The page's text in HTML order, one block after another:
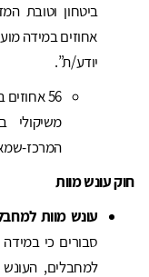
יודע/ת”.
56
המרכז-
חוק עונש מוות
עונש מוות
סבורים כי